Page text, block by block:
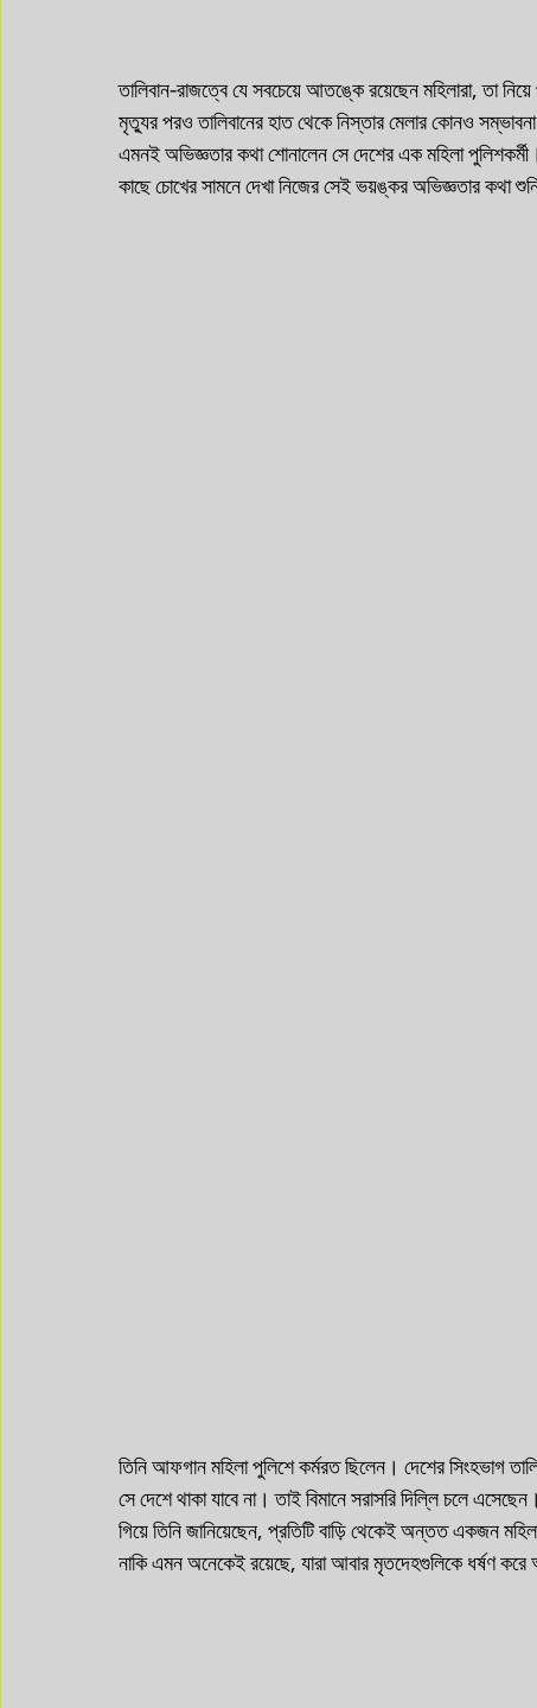
তালিবান-রাজত্বে যে সবচেয়ে আতঙ্কে রয়েছেন মহিলারা, তা
মৃত্যুর পরও তালিবানের হাত থেকে নিস্তার মেলার কোনও
এমনই অভিজ্ঞতার কথা শোনালেন সে দেশের এক মহিলা
কাছে চোখের সামনে দেখা নিজের সেই ভয়ঙ্কর অভিজ্ঞতার কথা
তিনি আফগান মহিলা পুলিশে কর্মরত ছিলেন। দেশের সিংহভাগ
সে দেশে থাকা যাবে না। তাই বিমানে সরাসরি দিল্লি চলে
গিয়ে তিনি জানিয়েছেন, প্রতিটি বাড়ি থেকেই অন্তত একজন
নাকি এমন অনেকেই রয়েছে, যারা আবার মৃতদেহগুলিকে ধর্ষণ করে